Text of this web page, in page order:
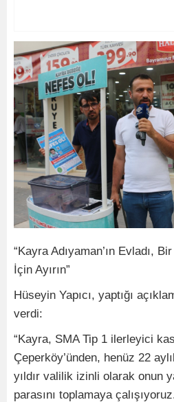
“Kayra Adıyaman’ın Evladı,
İçin Ayırın”
Hüseyin Yapıcı, yaptığı
verdi:
“Kayra, SMA Tip 1 ilerleyici kas
Çeperköy’ünden, henüz 22
yıldır valilik izinli olarak onun
parasını toplamaya